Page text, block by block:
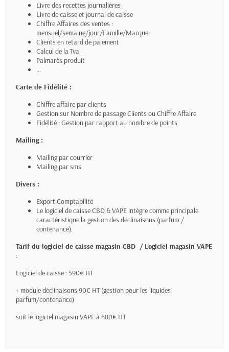
Livre des recettes journalières
Livre de caisse et journal de caisse
Chiffre Affaires des ventes :
mensuel/semaine/jour/Famille/Marque
Clients en retard de paiement
Calcul de la Tva
Palmarès produit
...
Carte de Fidélité :
Chiffre affaire par clients
Gestion sur Nombre de passage Clients ou Chiffre Affaire
Fidélité : Gestion par rapport au nombre de points
Mailing :
Mailing par courrier
Mailing par sms
Divers :
Export Comptabilité
Le logiciel de caisse CBD & VAPE intègre comme principale
caractéristique la gestion des déclinaisons (parfum /
contenance).
Tarif du logiciel de caisse magasin CBD / Logiciel magasin VAPE
:
Logiciel de caisse : 590€ HT
+ module déclinaisons 90€ HT (gestion pour les liquides
parfum/contenance)
soit le logiciel magasin VAPE à 680€ HT